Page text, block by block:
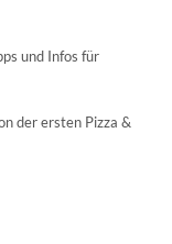
und Infos für
der ersten Pizza &